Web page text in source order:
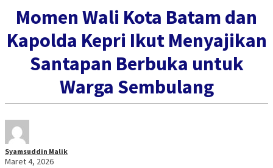
Momen Wali Kota Batam dan
Kapolda Kepri Ikut Menyajikan
Santapan Berbuka untuk
Warga Sembulang
Syamsuddin Malik
Maret 4, 2026